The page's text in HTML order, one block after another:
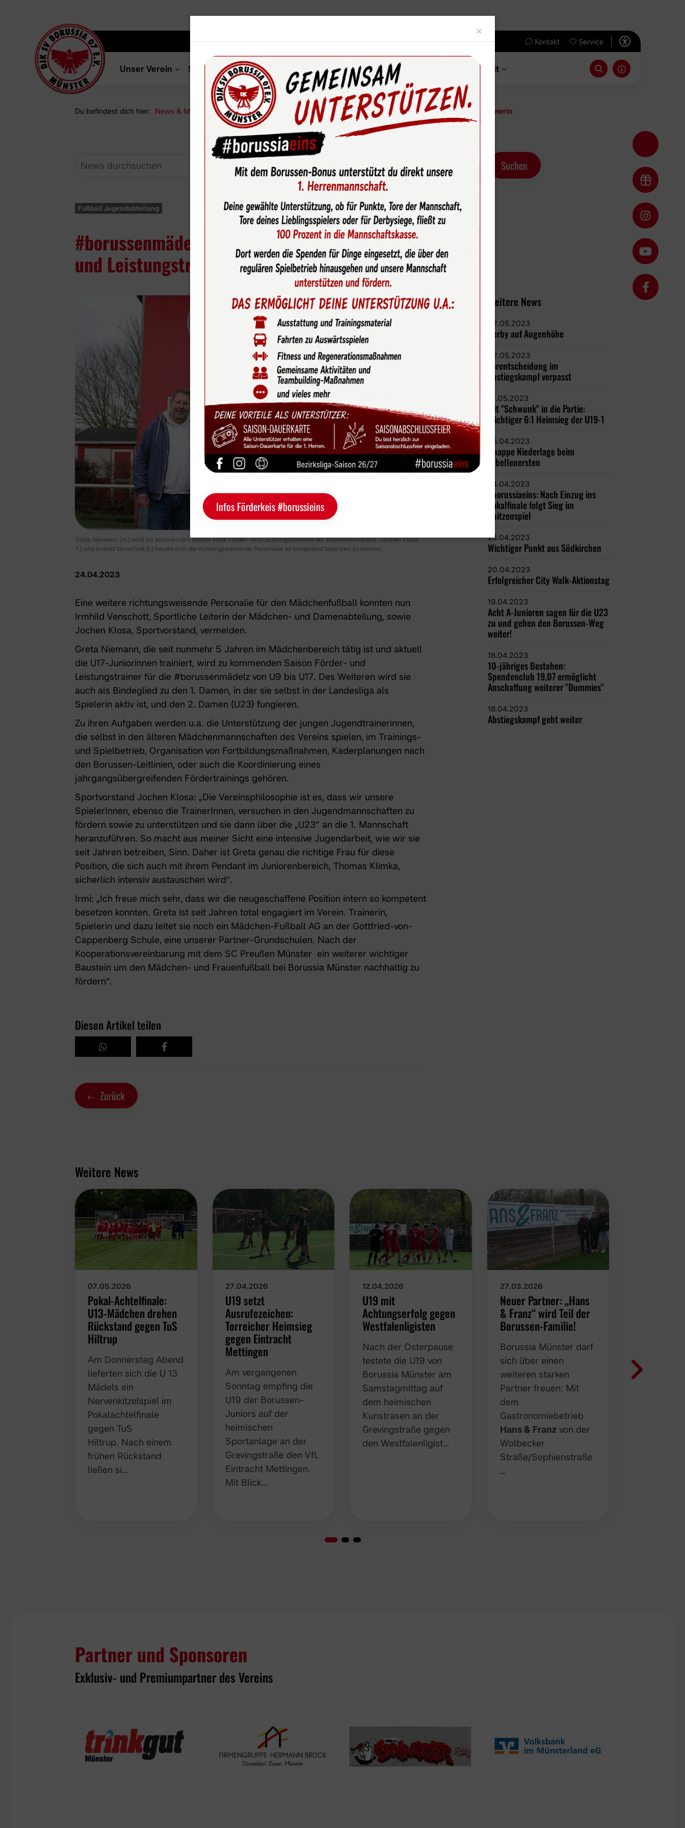
Kontakt Service
Unser Verein Sportangebot News & Media Service Sponsoren Fun & Freizeit
Du befindest dich hier: News & Media Newsroom #borussenmädelz: Greta Niemann wird Förder- und Leistungstrainerin
Fußball Jugendabteilung
#borussenmädelz: Greta Niemann wird Förder-
und Leistungstrainerin
Greta Niemann (m.) wird zur kommenden Saison erste Förder- und Leistungstrainerin der #borussenmädelz. Jochen Klosa
(l.) und Irmhild Venschott (r.) freuen sich die richtungsweisende Personalie so kompetent besetzen zu können.
24.04.2023
Eine weitere richtungsweisende Personalie für den Mädchenfußball konnten nun
Irmhild Venschott, Sportliche Leiterin der Mädchen- und Damenabteilung, sowie
Jochen Klosa, Sportvorstand, vermelden.
Greta Niemann, die seit nunmehr 5 Jahren im Mädchenbereich tätig ist und aktuell
die U17-Juniorinnen trainiert, wird zu kommenden Saison Förder- und
Leistungstrainer für die #borussenmädelz von U9 bis U17. Des Weiteren wird sie
auch als Bindeglied zu den 1. Damen, in der sie selbst in der Landesliga als
Spielerin aktiv ist, und den 2. Damen (U23) fungieren.
Zu ihren Aufgaben werden u.a. die Unterstützung der jungen Jugendtrainerinnen,
die selbst in den älteren Mädchenmannschaften des Vereins spielen, im Trainings-
und Spielbetrieb, Organisation von Fortbildungsmaßnahmen, Kaderplanungen nach
den Borussen-Leitlinien, oder auch die Koordinierung eines
jahrgangsübergreifenden Fördertrainings gehören.
Sportvorstand Jochen Klosa: „Die Vereinsphilosophie ist es, dass wir unsere
SpielerInnen, ebenso die TrainerInnen, versuchen in den Jugendmannschaften zu
fördern sowie zu unterstützen und sie dann über die „U23“ an die 1. Mannschaft
heranzuführen. So macht aus meiner Sicht eine intensive Jugendarbeit, wie wir sie
seit Jahren betreiben, Sinn. Daher ist Greta genau die richtige Frau für diese
Position, die sich auch mit ihrem Pendant im Juniorenbereich, Thomas Klimka,
sicherlich intensiv austauschen wird“.
Irmi: „Ich freue mich sehr, dass wir die neugeschaffene Position intern so kompetent
besetzen konnten. Greta ist seit Jahren total engagiert im Verein. Trainerin,
Spielerin und dazu leitet sie noch ein Mädchen-Fußball AG an der Gottfried-von-
Cappenberg Schule, eine unserer Partner-Grundschulen. Nach der
Kooperationsvereinbarung mit dem SC Preußen Münster ein weiterer wichtiger
Baustein um den Mädchen- und Frauenfußball bei Borussia Münster nachhaltig zu
fördern“.
Diesen Artikel teilen
Zurück
Weitere News
02.05.2023
Derby auf Augenhöhe
02.05.2023
Vorentscheidung im
Abstiegskampf verpasst
01.05.2023
Mit "Schwunk" in die Partie:
Wichtiger 6:1 Heimsieg der U19-1
25.04.2023
Knappe Niederlage beim
Tabellenersten
24.04.2023
#borussiaeins: Nach Einzug ins
Pokalfinale folgt Sieg im
Spitzenspiel
23.04.2023
Wichtiger Punkt aus Südkirchen
20.04.2023
Erfolgreicher City Walk-Aktionstag
19.04.2023
Acht A-Junioren sagen für die U23
zu und gehen den Borussen-Weg
weiter!
18.04.2023
10-jähriges Bestehen:
Spendenclub 19,07 ermöglicht
Anschaffung weiterer "Dummies"
18.04.2023
Abstiegskampf geht weiter
Weitere News
07.05.2026
Pokal-Achtelfinale:
U13-Mädchen drehen
Rückstand gegen TuS
Hiltrup
Am Donnerstag Abend
lieferten sich die U 13
Mädels ein
Nervenkitzelspiel im
Pokalachtelfinale
gegen TuS
Hiltrup. Nach einem
frühen Rückstand
ließen si…
27.04.2026
U19 setzt
Ausrufezeichen:
Torreicher Heimsieg
gegen Eintracht
Mettingen
Am vergangenen
Sonntag empfing die
U19 der Borussen-
Juniors auf der
heimischen
Sportanlage an der
Grevingstraße den VfL
Eintracht Mettingen.
Mit Blick…
12.04.2026
U19 mit
Achtungserfolg gegen
Westfalenligisten
Nach der Osterpause
testete die U19 von
Borussia Münster am
Samstagmittag auf
dem heimischen
Kunstrasen an der
Grevingstraße gegen
den Westfalenligist…
27.03.2026
Neuer Partner: „Hans
& Franz“ wird Teil der
Borussen-Familie!
Borussia Münster darf
sich über einen
weiteren starken
Partner freuen: Mit
dem
Gastronomiebetrieb
Hans & Franz von der
Wolbecker
Straße/Sophienstraße
…
Die
Partner und Sponsoren
Exklusiv- und Premiumpartner des Vereins
× Close
Infos Förderkeis #borussieins